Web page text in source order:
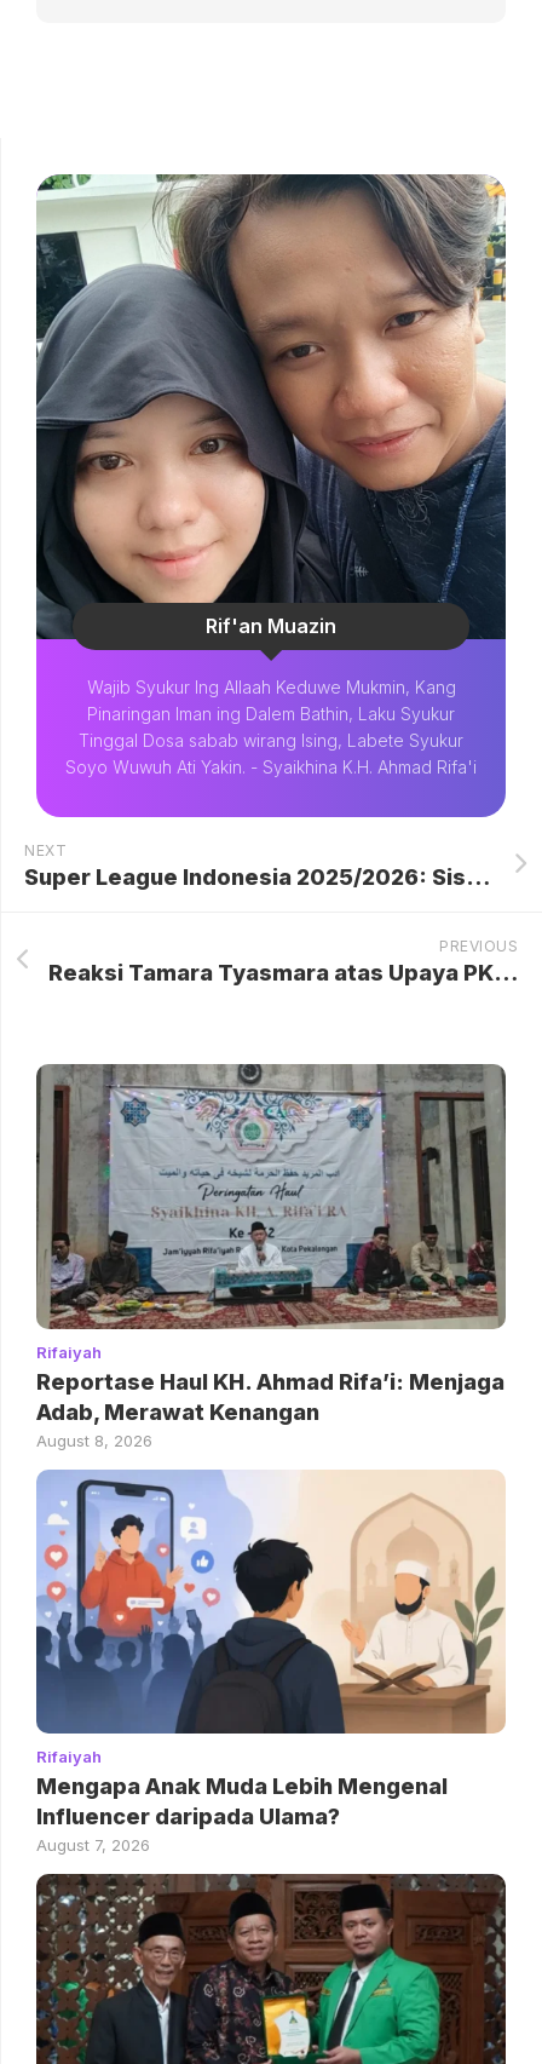
Rif'an Muazin
Wajib Syukur Ing Allaah Keduwe Mukmin, Kang
Pinaringan Iman ing Dalem Bathin, Laku Syukur
Tinggal Dosa sabab wirang Ising, Labete Syukur
Soyo Wuwuh Ati Yakin. - Syaikhina K.H. Ahmad Rifa'i
NEXT
Super League Indonesia 2025/2026: Sistem Kompetisi, Aturan, dan Jalur ke Asia yang Memukau
PREVIOUS
Reaksi Tamara Tyasmara atas Upaya PK Yudha Arfandi dalam Kasus Kematian Dante: Antara Kecewa, Pasrah, dan Keyakinan akan Keadilan
Rifaiyah
Reportase Haul KH. Ahmad Rifa’i: Menjaga
Adab, Merawat Kenangan
August 8, 2026
Rifaiyah
Mengapa Anak Muda Lebih Mengenal
Influencer daripada Ulama?
August 7, 2026